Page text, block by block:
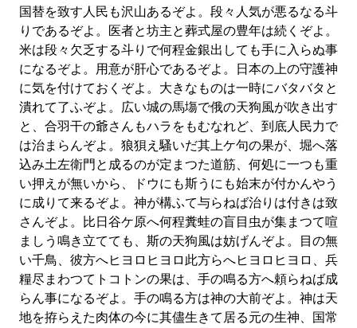
国替を致す人民も沢山あるぞよ。段々人気が悪るなる斗
りであるぞよ。医者と坊主と葬式屋の豊年は続くぞよ。
米は段々欠乏する斗りで何程金銀出しても手に入らぬ事
になるぞよ。用意が肝心であるぞよ。日本の上の守護神
に気を付けておくぞよ。大きなものは一時にバタバタと
潰れて了ふぞよ。広い城の馬塲で俄の天狗風が吹き出す
と、合羽干の爺さんもハラをもむなれど、到底人民力で
は治まらんぞよ。狼狽え騷いだ其上ケ句の果が、堀へ落
込み土左衛門と成るのが定まつた道筋、何処に一つも重
い押えが無いから、ドウにも斯うにも始末が付かんやう
に成りて来るぞよ。神が構ふて与らねば治りは付きは致
さんぞよ。比日谷ケ原へ何程糞蛙の盲目虫が集まつて喧
ましう鳴き立てても、斯の天狗風は妨げんぞよ。目の無
い千鳥、彼方へヒヨロヒヨロ此方らへヒヨロヒヨロ、兵
糧尽まわつてトコトンの果は、手の鳴る方へ頼らねば成
らん事になるぞよ。手の鳴る方は神の大前ぞよ。神は天
地を拵らえた肉体の今に其儘生きて居る元の生神、国常